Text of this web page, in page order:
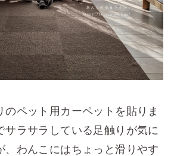
のペット用カーペットを貼りま
サラサラしている足触りが気に
、わんこにはちょっと滑りやす